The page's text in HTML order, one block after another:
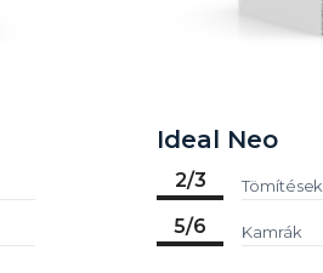
Ideal Neo
2/3 Tömítések
5/6 Kamrák